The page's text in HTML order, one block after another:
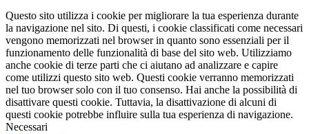
Questo sito utilizza i cookie per migliorare la tua esperienza durante
la navigazione nel sito. Di questi, i cookie classificati come necessari
vengono memorizzati nel browser in quanto sono essenziali per il
funzionamento delle funzionalità di base del sito web. Utilizziamo
anche cookie di terze parti che ci aiutano ad analizzare e capire
come utilizzi questo sito web. Questi cookie verranno memorizzati
nel tuo browser solo con il tuo consenso. Hai anche la possibilità di
disattivare questi cookie. Tuttavia, la disattivazione di alcuni di
questi cookie potrebbe influire sulla tua esperienza di navigazione.
Necessari